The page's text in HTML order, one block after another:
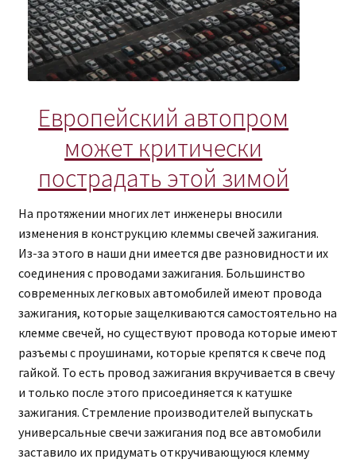
Европейский автопром
может критически
пострадать этой зимой
На протяжении многих лет инженеры вносили
изменения в конструкцию клеммы свечей зажигания.
Из-за этого в наши дни имеется две разновидности их
соединения с проводами зажигания. Большинство
современных легковых автомобилей имеют провода
зажигания, которые защелкиваются самостоятельно на
клемме свечей, но существуют провода которые имеют
разъемы с проушинами, которые крепятся к свече под
гайкой. То есть провод зажигания вкручивается в свечу
и только после этого присоединяется к катушке
зажигания. Стремление производителей выпускать
универсальные свечи зажигания под все автомобили
заставило их придумать откручивающуюся клемму